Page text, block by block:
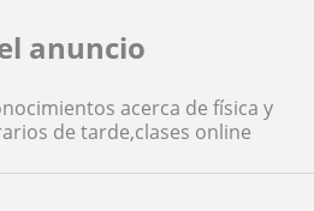
anuncio
acerca de física y
de tarde,clases online